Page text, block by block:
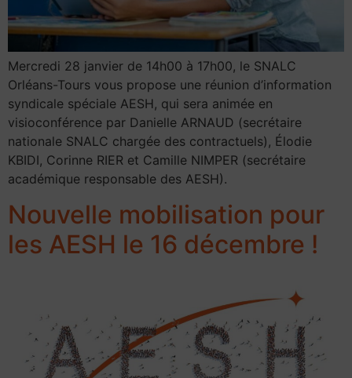
Mercredi 28 janvier de 14h00 à 17h00, le SNALC
Orléans-Tours vous propose une réunion d’information
syndicale spéciale AESH, qui sera animée en
visioconférence par Danielle ARNAUD (secrétaire
nationale SNALC chargée des contractuels), Élodie
KBIDI, Corinne RIER et Camille NIMPER (secrétaire
académique responsable des AESH).
Nouvelle mobilisation pour
les AESH le 16 décembre !